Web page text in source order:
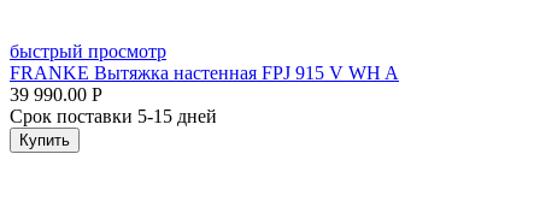
быстрый просмотр
FRANKE Вытяжка настенная FPJ 915 V WH A
39 990.00 Р
Срок поставки 5-15 дней
Купить